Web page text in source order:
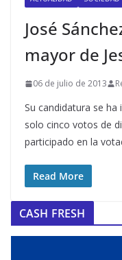
José
mayor de
06 de julio de 2013
Su candidatura se
solo cinco votos de
participado en la
Read More
CASH FRESH